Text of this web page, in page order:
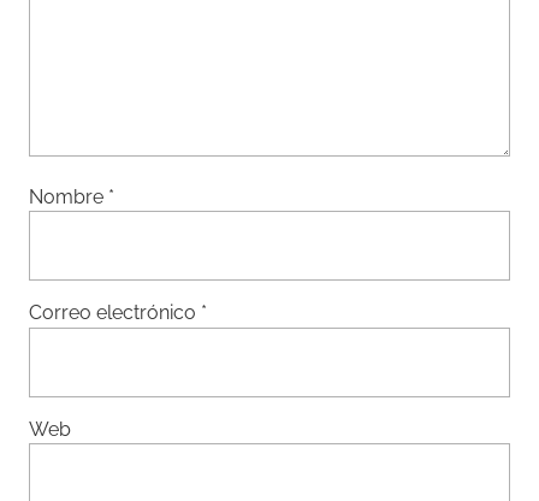
Nombre *
Correo electrónico *
Web